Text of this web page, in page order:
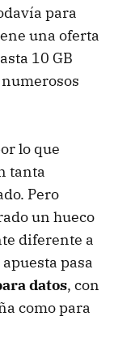
para
una oferta
10 GB
lo que
tanta
Pero
un hueco
diferente a
pasa
datos, con
como para